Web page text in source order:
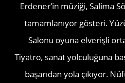
Erdener’in müziği, Salima
tamamlanıyor gösteri.
Salonu oyuna elverişli
Tiyatro, sanat yolculuğuna
başarıdan yola çıkıyor.